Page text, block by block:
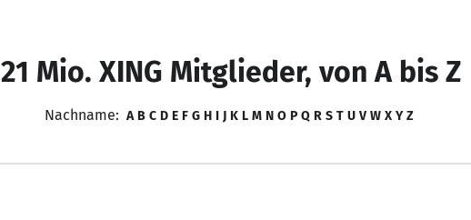
21 Mio. XING Mitglieder, von A bis Z
Nachname: A B C D E F G H I J K L M N O P Q R S T U V W X Y Z